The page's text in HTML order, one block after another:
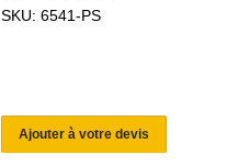
SKU: 6541-PS
Ajouter à votre devis